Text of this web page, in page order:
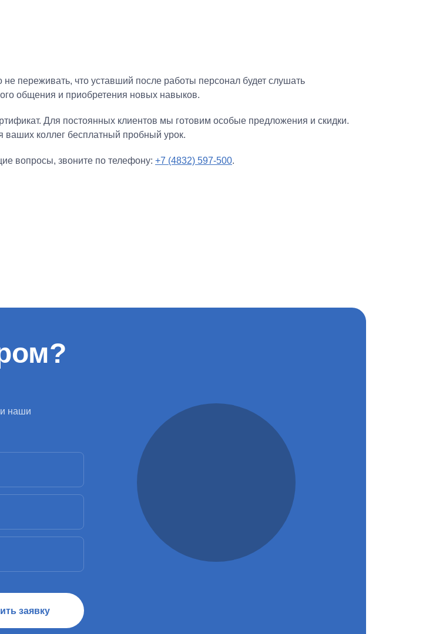
переживать, что уставший после работы персонал будет слушать
общения и приобретения новых навыков.
Для постоянных клиентов мы готовим особые предложения и скидки.
коллег бесплатный пробный урок.
вопросы, звоните по телефону: +7 (4832) 597-500.
и наши
заявку